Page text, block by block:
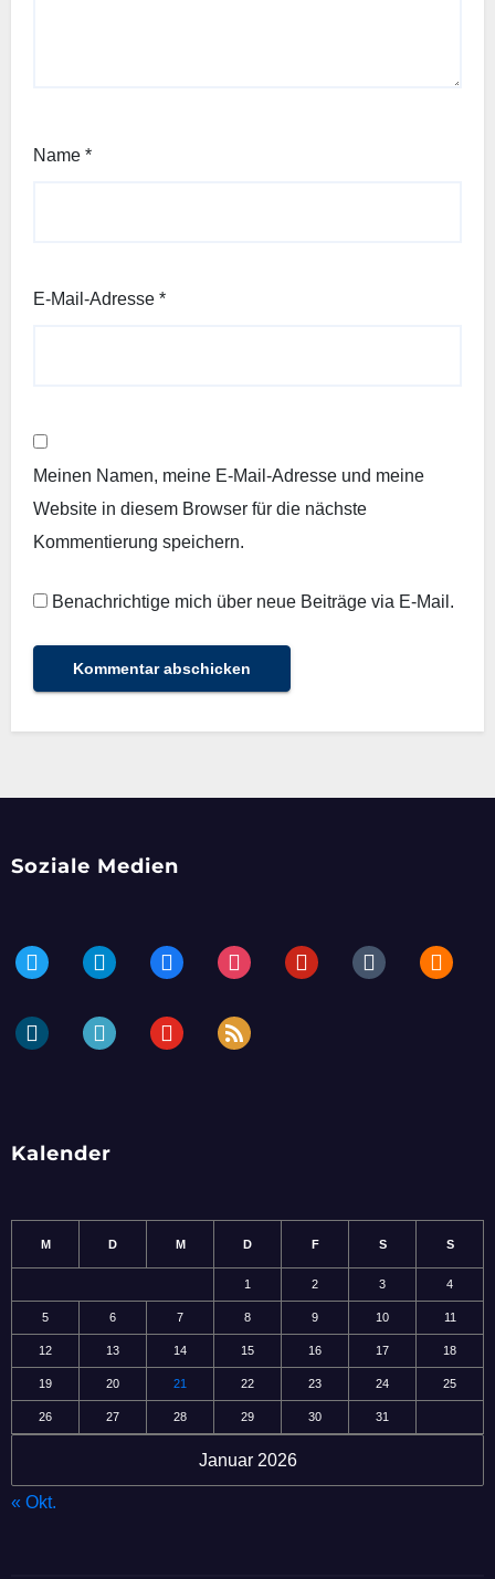
Name *
E-Mail-Adresse *
Meinen Namen, meine E-Mail-Adresse und meine
Website in diesem Browser für die nächste
Kommentierung speichern.
Benachrichtige mich über neue Beiträge via E-Mail.
Soziale Medien
twitter telegramfacebookinstagrampinteresttumblr blogger
dailymotionperiscopeyoutube rss
Kalender
Januar 2026
M D M D F S S
1 2 3 4
5 6 7 8 9 10 11
12 13 14 15 16 17 18
19 20 21 22 23 24 25
26 27 28 29 30 31
« Okt.